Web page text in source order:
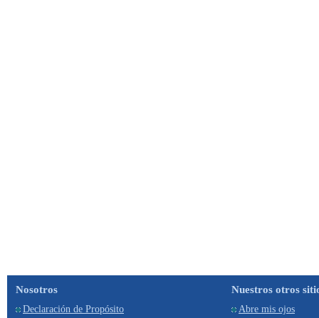
Nosotros
Declaración de Propósito
Nuestros otros
Abre mis ojos